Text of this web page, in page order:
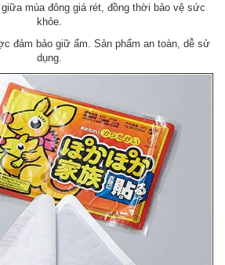
mùa đông giá rét, đồng thời bảo vệ sức
khỏe.
đảm bảo giữ ấm. Sản phẩm an toàn, dễ sử
dụng.